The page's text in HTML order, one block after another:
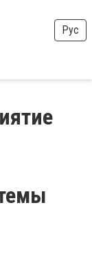
Рус